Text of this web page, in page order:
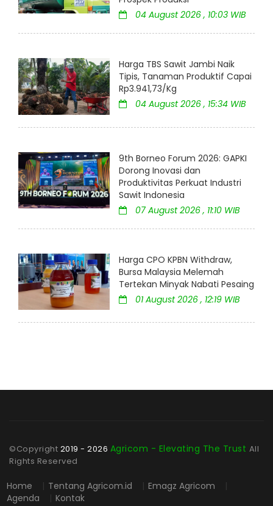
04 August 2026 , 10:03 WIB
Harga TBS Sawit Jambi Naik
Tipis, Tanaman Produktif Capai
Rp3.941,73/Kg
04 August 2026 , 15:34 WIB
9th Borneo Forum 2026: GAPKI
Dorong Inovasi dan
Produktivitas Perkuat Industri
Sawit Indonesia
07 August 2026 , 11:10 WIB
Harga CPO KPBN Withdraw,
Bursa Malaysia Melemah
Tertekan Minyak Nabati Pesaing
01 August 2026 , 12:19 WIB
©Copyright 2019 - 2026 Agricom - Elevating The Trust All
Rights Reserved
Home | Tentang Agricom.id | Emagz Agricom |
Agenda
| Kontak